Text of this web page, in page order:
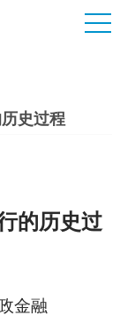
史过程
的历史过
金融